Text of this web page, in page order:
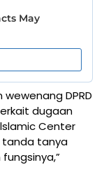
DPRD
dugaan
Center
tanda tanya